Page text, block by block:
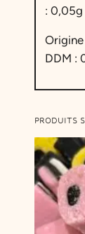
: 0,05g
Origine
DDM :
PRODUITS